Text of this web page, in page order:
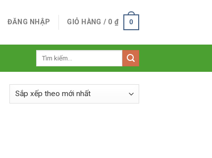
ĐĂNG NHẬP GIỎ HÀNG / 0₫ 0
Tìm